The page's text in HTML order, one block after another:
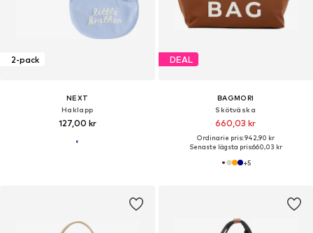
2-pack
NEXT
Haklapp
127,00 kr
DEAL
BAGMORI
Skötväska
660,03 kr
Ordinarie pris: 942,90 kr
Senaste lägsta pris:660,03 kr
+5